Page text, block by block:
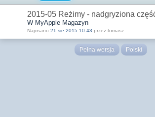
2015-05 Reżimy - nadgryziona
W MyApple Magazyn
Napisano 21 sie 2015 10:43 przez tomasz
Pełna wersja Polski